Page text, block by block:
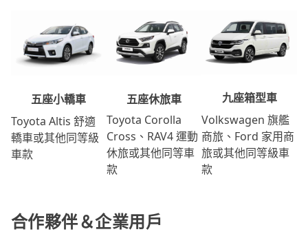
五座小轎車
Toyota Altis 舒適
轎車或其他同等級
車款
五座休旅車
Toyota Corolla
Cross、RAV4 運動
休旅或其他同等車
款
九座箱型車
Volkswagen 旗艦
商旅、Ford 家用商
旅或其他同等級車
款
合作夥伴＆企業用戶